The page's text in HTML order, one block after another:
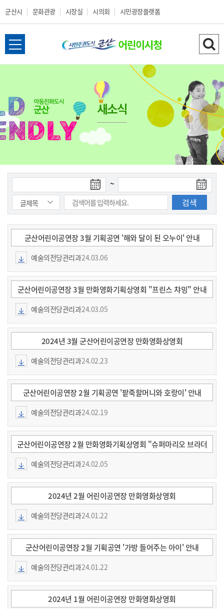
군산시 문화관광 시장실 시의회 시민광장플랫폼
군
산
어
이
시
청
전
체
열
기
검
색
기
새소식
색
시
일
~
색
종
일
군산어린이공연장 3월 기획공연 '해와 달이 된 오누이' 안내
예술의전당관리과24.03.06
군산어린이공연장 3월 만화영화기획상영회 "프린스 챠밍" 안내
예술의전당관리과24.03.05
2024년 3월 군산어린이공연장 만화영화상영회
예술의전당관리과24.02.23
군산어린이공연장 2월 기획공연 '팥죽할머니와 호랑이' 안내
예술의전당관리과24.02.19
군산어린이공연장 2월 만화영화기획상영회 "슈퍼마리오 브라더
스" 안내
예술의전당관리과24.02.05
2024년 2월 어린이공연장 만화영화상영회
예술의전당관리과24.01.22
군산어린이공연장 2월 기획공연 '가방 들어주는 아이' 안내
예술의전당관리과24.01.22
2024년 1월 어린이공연장 만화영화상영회